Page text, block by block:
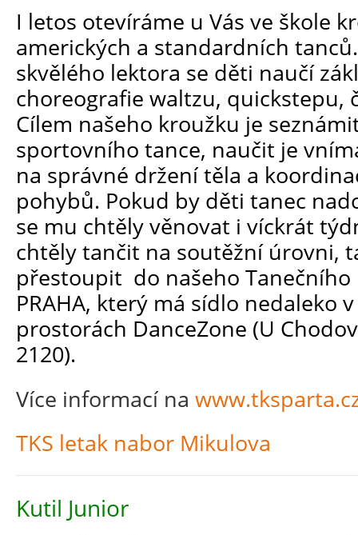
I letos otevíráme u Vás ve škole
amerických a standardních
skvělého lektora se děti naučí
choreografie waltzu, quickstepu,
Cílem našeho kroužku je
sportovního tance, naučit je
na správné držení těla a
pohybů. Pokud by děti tanec
se mu chtěly věnovat i víckrát
chtěly tančit na soutěžní úrovni,
přestoupit do našeho Tanečního
PRAHA, který má sídlo nedaleko
prostorách DanceZone (U
2120).
Více informací na
TKS letak nabor Mikulova
Kutil Junior